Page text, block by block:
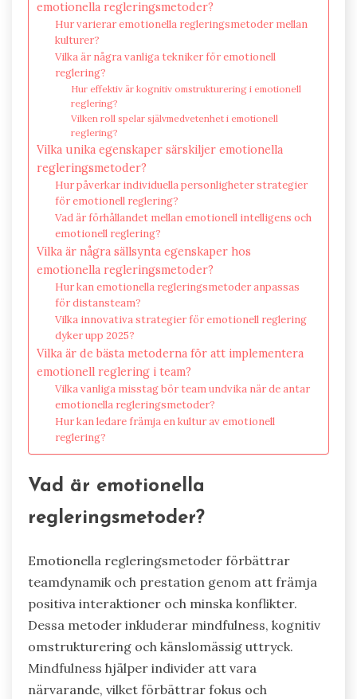
emotionella regleringsmetoder?
Hur varierar emotionella regleringsmetoder mellan
kulturer?
Vilka är några vanliga tekniker för emotionell
reglering?
Hur effektiv är kognitiv omstrukturering i emotionell
reglering?
Vilken roll spelar självmedvetenhet i emotionell
reglering?
Vilka unika egenskaper särskiljer emotionella
regleringsmetoder?
Hur påverkar individuella personligheter strategier
för emotionell reglering?
Vad är förhållandet mellan emotionell intelligens och
emotionell reglering?
Vilka är några sällsynta egenskaper hos
emotionella regleringsmetoder?
Hur kan emotionella regleringsmetoder anpassas
för distansteam?
Vilka innovativa strategier för emotionell reglering
dyker upp 2025?
Vilka är de bästa metoderna för att implementera
emotionell reglering i team?
Vilka vanliga misstag bör team undvika när de antar
emotionella regleringsmetoder?
Hur kan ledare främja en kultur av emotionell
reglering?
Vad är emotionella
regleringsmetoder?
Emotionella regleringsmetoder förbättrar
teamdynamik och prestation genom att främja
positiva interaktioner och minska konflikter.
Dessa metoder inkluderar mindfulness, kognitiv
omstrukturering och känslomässig uttryck.
Mindfulness hjälper individer att vara
närvarande, vilket förbättrar fokus och